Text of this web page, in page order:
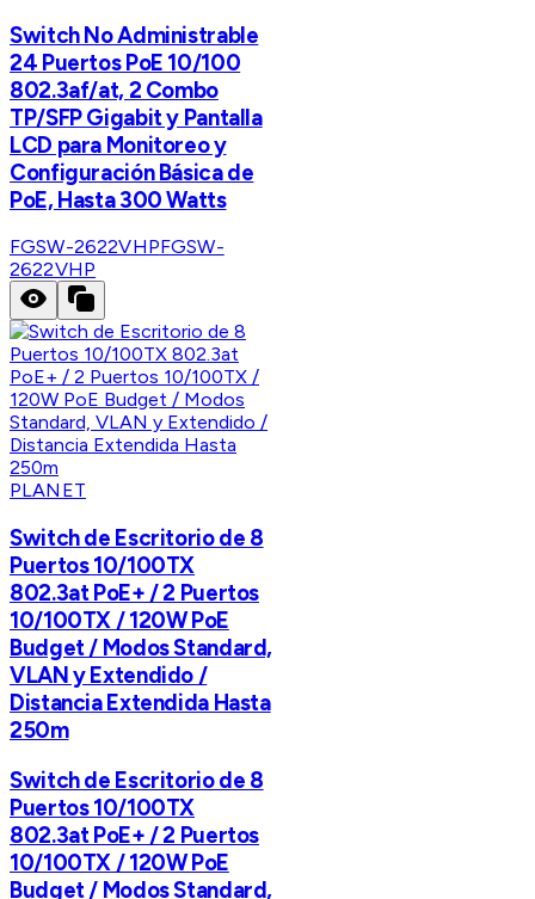
Switch No Administrable
24 Puertos PoE 10/100
802.3af/at, 2 Combo
TP/SFP Gigabit y Pantalla
LCD para Monitoreo y
Configuración Básica de
PoE, Hasta 300 Watts
FGSW-2622VHPFGSW-
2622VHP
PLANET
Switch de Escritorio de 8
Puertos 10/100TX
802.3at PoE+ / 2 Puertos
10/100TX / 120W PoE
Budget / Modos Standard,
VLAN y Extendido /
Distancia Extendida Hasta
250m
Switch de Escritorio de 8
Puertos 10/100TX
802.3at PoE+ / 2 Puertos
10/100TX / 120W PoE
Budget / Modos Standard,